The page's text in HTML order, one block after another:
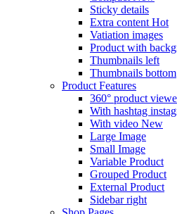
Sticky details
Extra content Hot
Vatiation images
Product with
Thumbnails left
Thumbnails bottom
Product Features
360° product
With hashtag
With video New
Large Image
Small Image
Variable Product
Grouped Product
External Product
Sidebar right